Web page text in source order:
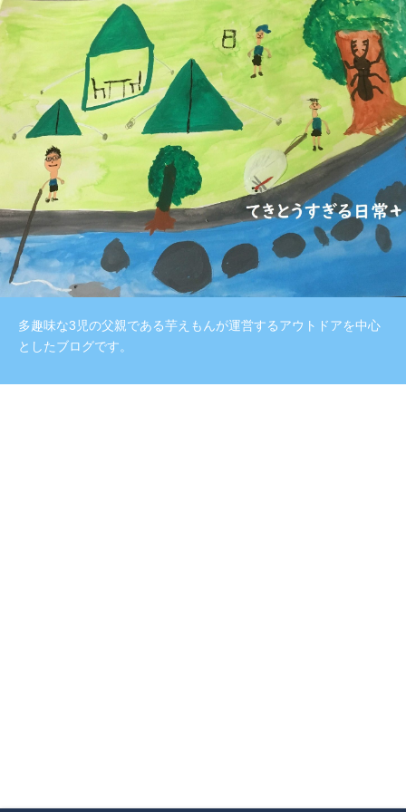
多趣味な3児の父親である芋えもんが運営するアウトドアを中心
としたブログです。